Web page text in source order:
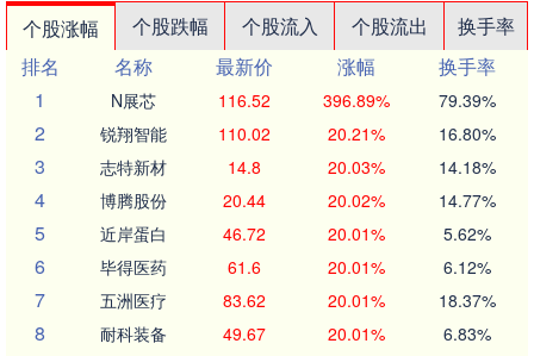
个股涨幅 个股跌幅 个股流入 个股流出
换手率
排名
名称 最新价 涨幅
换手率
1
N展芯 116.52 396.89% 79.39%
2 锐翔智能 110.02 20.21% 16.80%
3 志特新材 14.8 20.03% 14.18%
4 博腾股份 20.44 20.02% 14.77%
5 近岸蛋白 46.72 20.01% 5.62%
6 毕得医药 61.6 20.01% 6.12%
7 五洲医疗 83.62 20.01% 18.37%
8 耐科装备 49.67 20.01% 6.83%